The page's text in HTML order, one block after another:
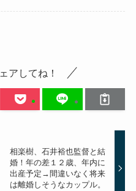
アしてね！
相楽樹、石井裕也監督と結
婚！年の差１２歳、年内に
出産予定→間違いなく将来
は離婚しそうなカップル。